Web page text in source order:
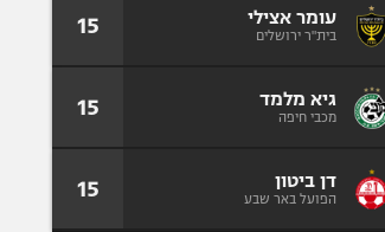
עומר אצילי
בית"ר ירושלים 15
גיא מלמד
מכבי חיפה 15
דן ביטון
הפועל באר שבע 15